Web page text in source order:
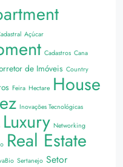
Açúcar
Cadastros Cana
de Imóveis Country
Feira Hectare House
Inovações Tecnológicas
Luxury Networking
Real Estate
Sertanejo Setor